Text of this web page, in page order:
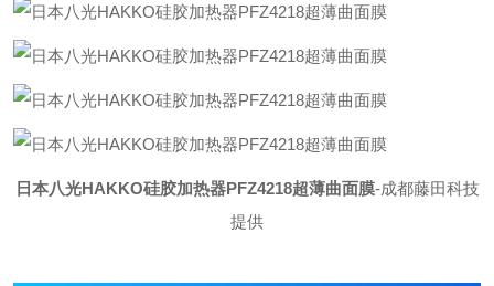
日本八光HAKKO硅胶加热器PFZ4218超薄曲面膜-成都藤田科技
提供